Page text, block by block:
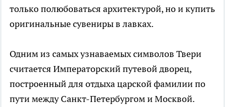
только полюбоваться архитектурой, но и купить
оригинальные сувениры в лавках.
Одним из самых узнаваемых символов Твери
считается Императорский путевой дворец,
построенный для отдыха царской фамилии по
пути между Санкт-Петербургом и Москвой.